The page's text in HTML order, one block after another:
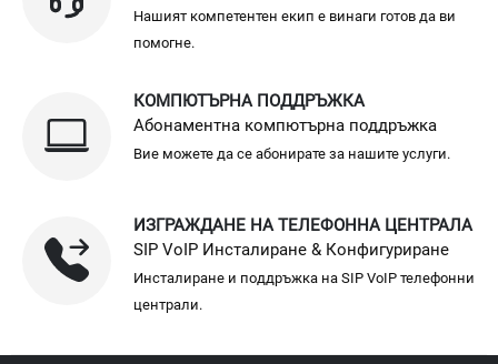
Нашият компетентен екип е винаги готов да ви
помогне.
КОМПЮТЪРНА ПОДДРЪЖКА
Абонаментна компютърна поддръжка
Вие можете да се абонирате за нашите услуги.
ИЗГРАЖДАНЕ НА ТЕЛЕФОННА ЦЕНТРАЛА
SIP VoIP Инсталиране & Конфигуриране
Инсталиране и поддръжка на SIP VoIP телефонни
централи.